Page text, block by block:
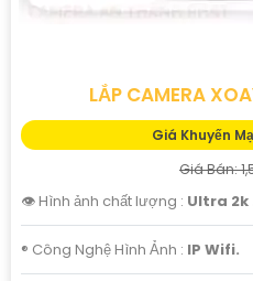
LẮP CAMERA
Giá Khuyến
Giá Bán:
👁 Hình ảnh chất lượng : Ultra 2k
®️ Công Nghệ Hình Ảnh : IP Wifi.